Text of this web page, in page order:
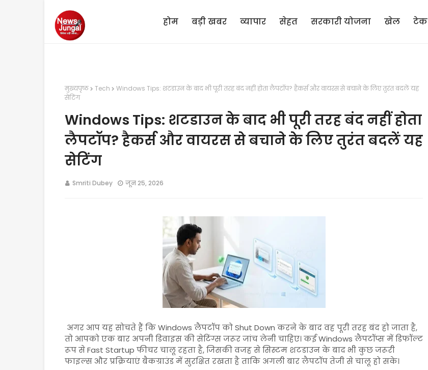
होम बड़ी खबर व्यापार सेहत सरकारी योजना खेल टेक
मुख्यपृष्ठ Tech
Windows Tips: शटडाउन के बाद भी पूरी तरह बंद नहीं होता लैपटॉप? हैकर्स और वायरस से बचाने के लिए तुरंत बदलें यह
सेटिंग
Windows Tips: शटडाउन के बाद भी पूरी तरह बंद नहीं होता
लैपटॉप? हैकर्स और वायरस से बचाने के लिए तुरंत बदलें यह
सेटिंग
Smriti Dubey जून 25, 2026
अगर आप यह सोचते हैं कि Windows लैपटॉप को Shut Down करने के बाद वह पूरी तरह बंद हो जाता है,
तो आपको एक बार अपनी डिवाइस की सेटिंग्स जरूर जांच लेनी चाहिए। कई Windows लैपटॉप्स में डिफॉल्ट
रूप से Fast Startup फीचर चालू रहता है, जिसकी वजह से सिस्टम शटडाउन के बाद भी कुछ जरूरी
फाइल्स और प्रक्रियाएं बैकग्राउंड में सुरक्षित रखता है ताकि अगली बार लैपटॉप तेजी से चालू हो सके।